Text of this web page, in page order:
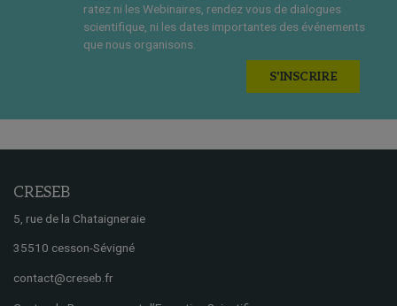
ratez ni les Webinaires, rendez vous de dialogues
scientifique, ni les dates importantes des événements
que nous organisons.
S'INSCRIRE
CRESEB
5, rue de la Chataigneraie
35510 cesson-Sévigné
contact@creseb.fr